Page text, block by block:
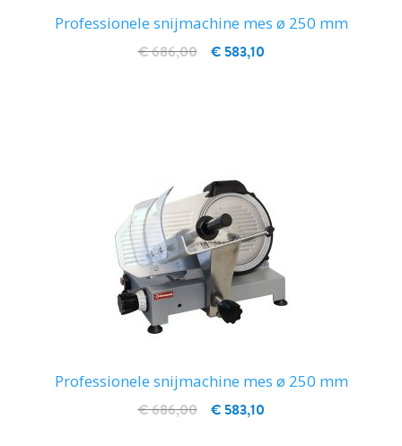
Professionele snijmachine mes ø 250 mm
€ 583,10
€ 686,00
Professionele snijmachine mes ø 250 mm
€ 583,10
€ 686,00